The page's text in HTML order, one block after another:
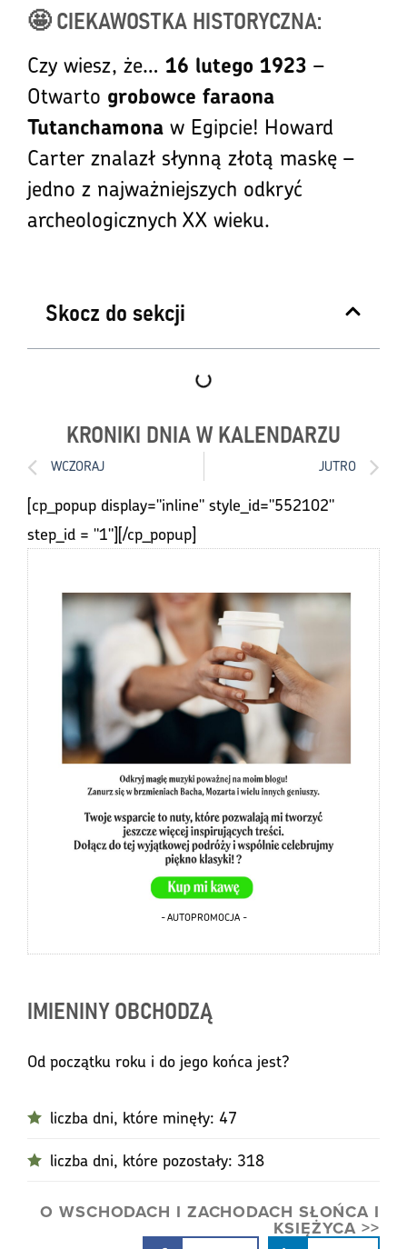
🤩 CIEKAWOSTKA HISTORYCZNA:
Czy wiesz, że… 16 lutego 1923 –
Otwarto grobowce faraona
Tutanchamona w Egipcie! Howard
Carter znalazł słynną złotą maskę –
jedno z najważniejszych odkryć
archeologicznych XX wieku.
Skocz do sekcji
KRONIKI DNIA W KALENDARZU
WCZORAJ JUTRO
[cp_popup display="inline" style_id="552102"
step_id = "1"][/cp_popup]
- AUTOPROMOCJA -
IMIENINY OBCHODZĄ
Od początku roku i do jego końca jest?
liczba dni, które minęły: 47
liczba dni, które pozostały: 318
O WSCHODACH I ZACHODACH SŁOŃCA I
KSIĘŻYCA >>